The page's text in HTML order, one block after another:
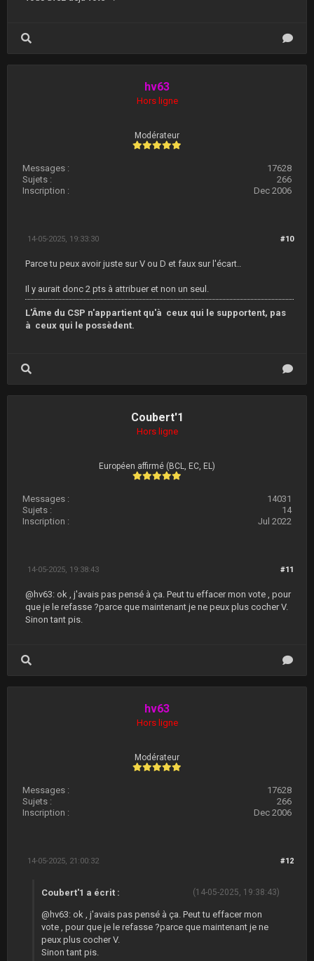
hv63
Hors ligne
Modérateur
Messages :
17628
Sujets :
266
Inscription :
Dec 2006
#10
14-05-2025, 19:33:30
Parce tu peux avoir juste sur V ou D et faux sur l'écart..
Il y aurait donc 2 pts à attribuer et non un seul.
L'Âme du CSP n'appartient qu'à ceux qui le supportent, pas
à ceux qui le possèdent.
Coubert'1
Hors ligne
Européen affirmé (BCL, EC, EL)
Messages :
14031
Sujets :
14
Inscription :
Jul 2022
#11
14-05-2025, 19:38:43
@hv63: ok , j'avais pas pensé à ça. Peut tu effacer mon vote , pour
que je le refasse ?parce que maintenant je ne peux plus cocher V.
Sinon tant pis.
hv63
Hors ligne
Modérateur
Messages :
17628
Sujets :
266
Inscription :
Dec 2006
#12
14-05-2025, 21:00:32
(14-05-2025, 19:38:43)
Coubert'1 a écrit :
@hv63: ok , j'avais pas pensé à ça. Peut tu effacer mon
vote , pour que je le refasse ?parce que maintenant je ne
peux plus cocher V.
Sinon tant pis.